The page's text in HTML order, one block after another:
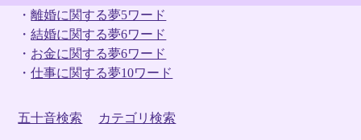
・離婚に関する夢5ワード
・結婚に関する夢6ワード
・ お金に関する夢6ワード
・仕事に関する夢10ワード
五十音検索 カテゴリ検索